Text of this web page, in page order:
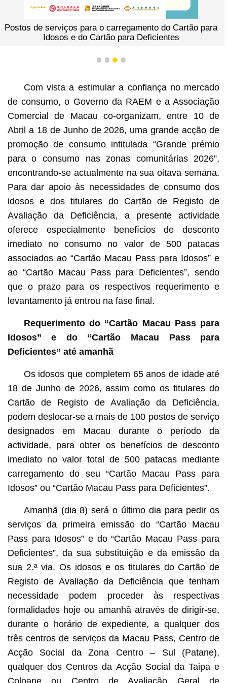
Postos de serviços para o carregamento do Cartão para
Idosos e do Cartão para Deficientes
1 2 3 4
Com vista a estimular a confiança no mercado
de consumo, o Governo da RAEM e a Associação
Comercial de Macau co-organizam, entre 10 de
Abril a 18 de Junho de 2026, uma grande acção de
promoção de consumo intitulada “Grande prémio
para o consumo nas zonas comunitárias 2026”,
encontrando-se actualmente na sua oitava semana.
Para dar apoio às necessidades de consumo dos
idosos e dos titulares do Cartão de Registo de
Avaliação da Deficiência, a presente actividade
oferece especialmente benefícios de desconto
imediato no consumo no valor de 500 patacas
associados ao “Cartão Macau Pass para Idosos” e
ao “Cartão Macau Pass para Deficientes”, sendo
que o prazo para os respectivos requerimento e
levantamento já entrou na fase final.
Requerimento do “Cartão Macau Pass para
Idosos” e do “Cartão Macau Pass para
Deficientes” até amanhã
Os idosos que completem 65 anos de idade até
18 de Junho de 2026, assim como os titulares do
Cartão de Registo de Avaliação da Deficiência,
podem deslocar-se a mais de 100 postos de serviço
designados em Macau durante o período da
actividade, para obter os benefícios de desconto
imediato no valor total de 500 patacas mediante
carregamento do seu “Cartão Macau Pass para
Idosos” ou “Cartão Macau Pass para Deficientes”.
Amanhã (dia 8) será o último dia para pedir os
serviços da primeira emissão do “Cartão Macau
Pass para Idosos” e do “Cartão Macau Pass para
Deficientes”, da sua substituição e da emissão da
sua 2.ª via. Os idosos e os titulares do Cartão de
Registo de Avaliação da Deficiência que tenham
necessidade podem proceder às respectivas
formalidades hoje ou amanhã através de dirigir-se,
durante o horário de expediente, a qualquer dos
três centros de serviços da Macau Pass, Centro de
Acção Social da Zona Centro – Sul (Patane),
qualquer dos Centros da Acção Social da Taipa e